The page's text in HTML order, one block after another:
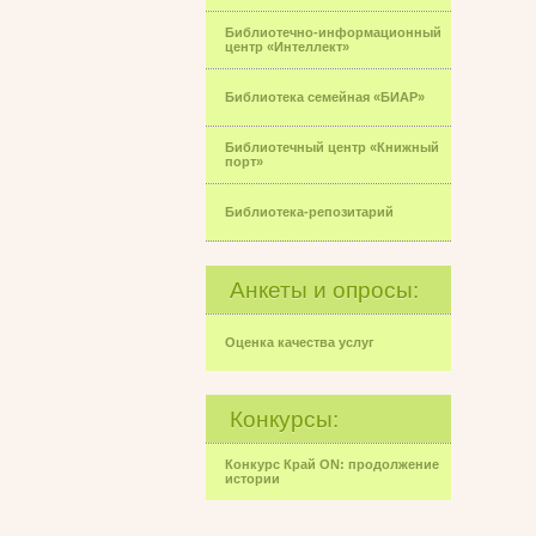
Библиотечно-информационный
центр «Интеллект»
Библиотека семейная «БИАР»
Библиотечный центр «Книжный
порт»
Библиотека-репозитарий
Анкеты и опросы:
Оценка качества услуг
Конкурсы:
Конкурс Край ON: продолжение
истории